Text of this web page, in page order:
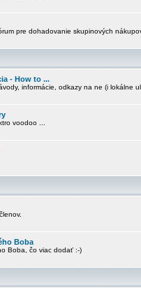
pre dohadovanie skupinových nákupov
- How to ...
informácie, odkazy na ne (i lokálne
voodoo ...
Boba
Boba, čo viac dodať :-)